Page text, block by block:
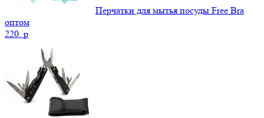
Перчатки для мытья посуды Free Bra
оптом
220. p